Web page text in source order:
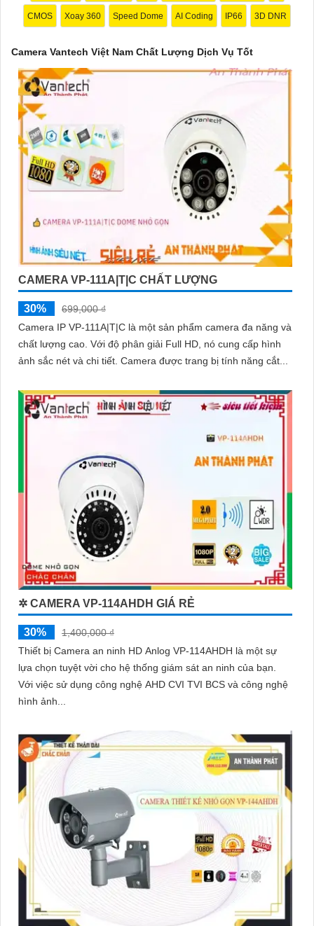
vệ tài sản. Đồng thời, giá cả của sản phẩm cũng được đánh giá
là hợp lý, phải chăng.
vấn, hãy liên hệ với đại lý phân phối chính thức của Vantech để
được hỗ trợ tốt nhất.
CMOS Xoay 360 Speed Dome AI Coding IP66 3D DNR
Camera Vantech Việt Nam Chất Lượng Dịch Vụ Tốt
CAMERA VP-111A|T|C CHẤT LƯỢNG
30%
699,000 ₫
Camera IP VP-111A|T|C là một sản phẩm camera đa năng và
chất lượng cao. Với độ phân giải Full HD, nó cung cấp hình
ảnh sắc nét và chi tiết. Camera được trang bị tính năng cắt...
✲ CAMERA VP-114AHDH GIÁ RẺ
30%
1,400,000 ₫
Thiết bị Camera an ninh HD Anlog VP-114AHDH là một sự
lựa chọn tuyệt vời cho hệ thống giám sát an ninh của bạn.
Với việc sử dụng công nghệ AHD CVI TVI BCS và công nghệ
hình ảnh...